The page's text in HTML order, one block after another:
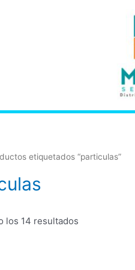
etiquetados “particulas”
los 14 resultados